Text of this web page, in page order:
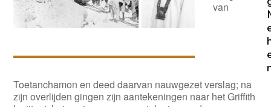
van
Toetanchamon en deed daarvan nauwgezet verslag; na
zijn overlijden gingen zijn aantekeningen naar het Griffith